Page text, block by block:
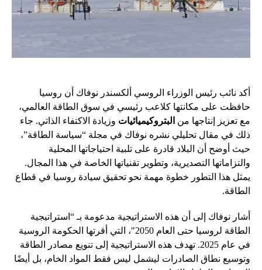
أكد نائب رئيس الوزراء الروسي ألكسندر نوفاك أن روسيا
حافظت على مكانتها كلاعب رئيسي في سوق الطاقة العالمي،
مع تعزيز إنتاجها من البتروكيميائيات وزيادة الاكتفاء الذاتي. جاء
ذلك في مقال تحليلي نشره نوفاك في مجلة “سياسة الطاقة”،
حيث أوضح أن البلاد قادرة على تلبية احتياجاتها المحلية
والتزاماتها التصديرية، وتطوير تقنياتها الخاصة في هذا المجال.
يمثل هذا التطور خطوة مهمة نحو تحقيق سيادة روسيا في قطاع
الطاقة.
أشار نوفاك إلى أن هذه الاستراتيجية مدعومة بـ “استراتيجية
الطاقة لروسيا حتى العام 2050″، التي أقرتها الحكومة الروسية
في عام 2025. تهدف هذه الاستراتيجية إلى تنويع مصادر الطاقة
وتوسيع نطاق الصادرات ليشمل ليس فقط المواد الخام، بل أيضًا